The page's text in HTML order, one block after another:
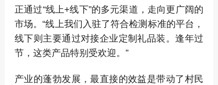
正通过“线上+线下”的多元渠道，走向更广阔的
市场。“线上我们入驻了符合检测标准的平台，
线下则主要通过对接企业定制礼品装。逢年过
节，这类产品特别受欢迎。”
产业的蓬勃发展，最直接的效益是带动了村民